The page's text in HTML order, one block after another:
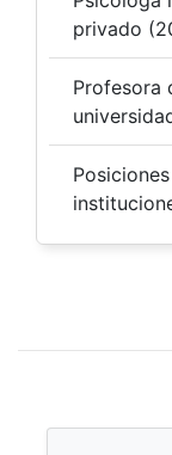
privado
Profesora